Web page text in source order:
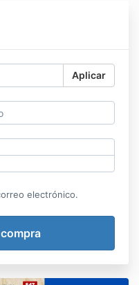
Aplicar
electrónico.